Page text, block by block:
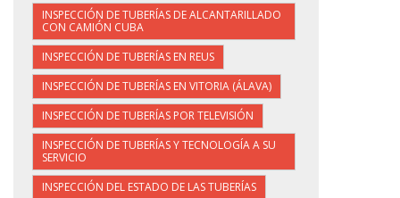
INSPECCIÓN DE TUBERÍAS DE ALCANTARILLADO
CON CAMIÓN CUBA
INSPECCIÓN DE TUBERÍAS EN REUS
INSPECCIÓN DE TUBERÍAS EN VITORIA (ÁLAVA)
INSPECCIÓN DE TUBERÍAS POR TELEVISIÓN
INSPECCIÓN DE TUBERÍAS Y TECNOLOGÍA A SU
SERVICIO
INSPECCIÓN DEL ESTADO DE LAS TUBERÍAS